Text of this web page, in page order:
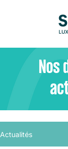
Nos
Actualités